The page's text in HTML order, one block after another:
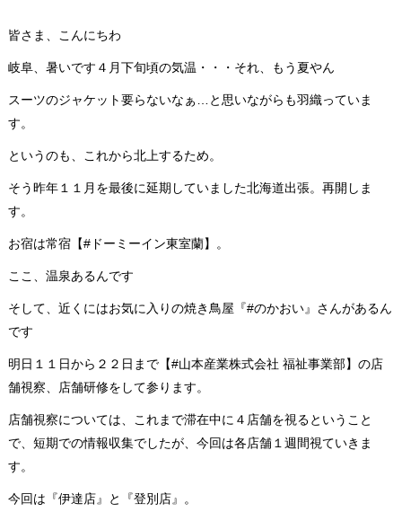
皆さま、こんにちわ
岐阜、暑いです４月下旬頃の気温・・・それ、もう夏やん
スーツのジャケット要らないなぁ…と思いながらも羽織っていま
す。
というのも、これから北上するため。
そう昨年１１月を最後に延期していました北海道出張。再開しま
す。
お宿は常宿【#ドーミーイン東室蘭】。
ここ、温泉あるんです
そして、近くにはお気に入りの焼き鳥屋『#のかおい』さんがあるん
です
明日１１日から２２日まで【#山本産業株式会社 福祉事業部】の店
舗視察、店舗研修をして参ります。
店舗視察については、これまで滞在中に４店舗を視るということ
で、短期での情報収集でしたが、今回は各店舗１週間視ていきま
す。
今回は『伊達店』と『登別店』。